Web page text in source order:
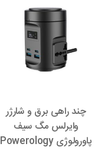
چند راهی برق و شارژر
وایرلس مگ سیف
پاورولوژی Powerology